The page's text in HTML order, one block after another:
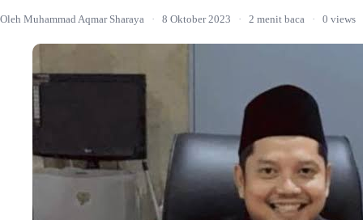
Oleh Muhammad Aqmar Sharaya · 8 Oktober 2023 · 2 menit baca · 0 views